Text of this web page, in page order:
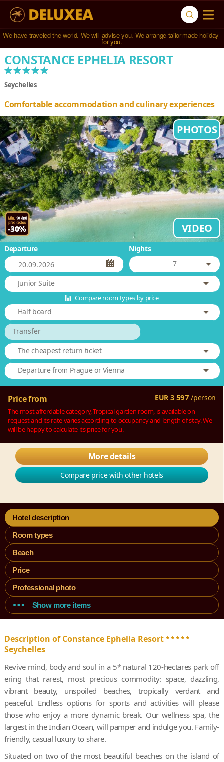
Navštívili jsme 791 hotelů ve 123 zemích světa.
CONSTANCE EPHELIA RESORT
*****
Seychelles
Comfortable accommodation and culinary experiences
PHOTOS
VIDEO
Departure
Nights
7
Junior Suite
Compare room types by price
Half board
Transfer
The cheapest return ticket
Departure from Prague or Vienna
Price from EUR 3 597 /person
The most affordable category, Tropical garden room, is available on
request and its rate varies according to occupancy and length of stay. We
will be happy to calculate its price for you.
More details
Compare price with other hotels
Hotel description
Room types
Beach
Price
Professional photo
Show more items
Description of Constance Ephelia Resort*****
Seychelles
Revive mind, body and soul in a 5* natural 120-hectares park off
ering that rarest, most precious commodity: space, dazzling,
vibrant beauty, unspoiled beaches, tropically verdant and
peaceful. Endless options for sports and activities will please
those who enjoy a more dynamic break. Our wellness spa, the
largest in the Indian Ocean, will pamper and indulge you. Family-
friendly, casual luxury to share.
Situated on two of the most beautiful beaches on the island of